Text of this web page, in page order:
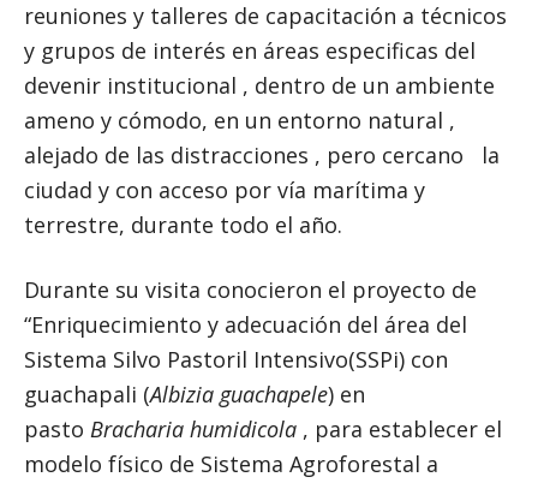
reuniones y talleres de capacitación a técnicos
y grupos de interés en áreas especificas del
devenir institucional , dentro de un ambiente
ameno y cómodo, en un entorno natural ,
alejado de las distracciones , pero cercano la
ciudad y con acceso por vía marítima y
terrestre, durante todo el año.
Durante su visita conocieron el proyecto de
“Enriquecimiento y adecuación del área del
Sistema Silvo Pastoril Intensivo(SSPi) con
guachapali (Albizia guachapele) en
pasto Bracharia humidicola , para establecer el
modelo físico de Sistema Agroforestal a